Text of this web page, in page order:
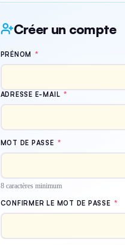
Créer un compte
PRÉNOM *
ADRESSE E-MAIL *
MOT DE PASSE *
8 caractères minimum
CONFIRMER LE MOT DE PASSE *